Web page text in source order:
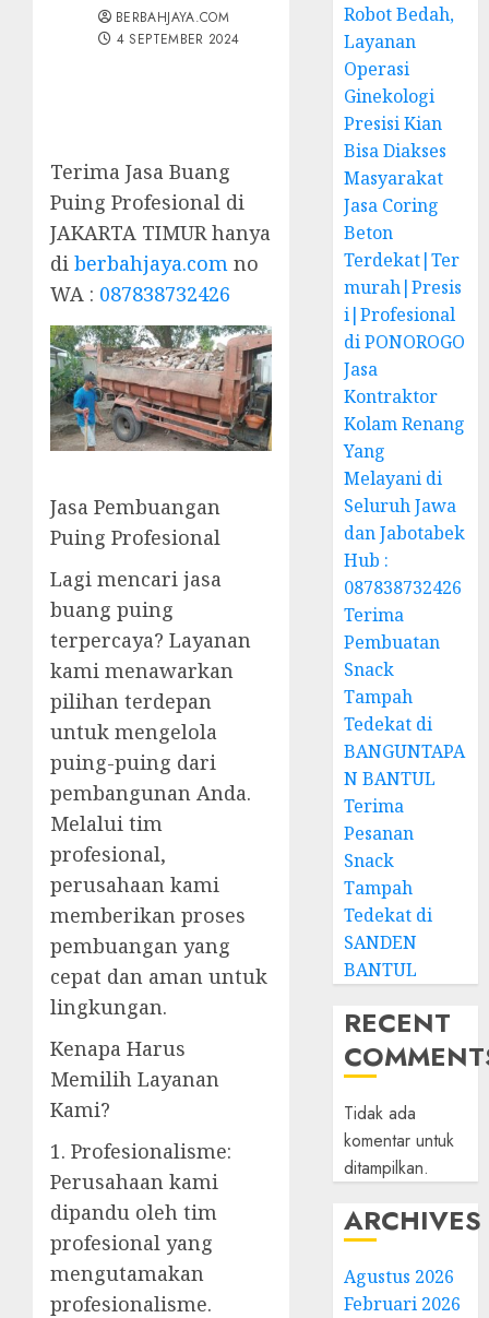
BERBAHJAYA.COM
4 SEPTEMBER 2024
Terima Jasa Buang
Puing Profesional di
JAKARTA TIMUR hanya
di berbahjaya.com no
WA : 087838732426
Jasa Pembuangan
Puing Profesional
Lagi mencari jasa
buang puing
terpercaya? Layanan
kami menawarkan
pilihan terdepan
untuk mengelola
puing-puing dari
pembangunan Anda.
Melalui tim
profesional,
perusahaan kami
memberikan proses
pembuangan yang
cepat dan aman untuk
lingkungan.
Kenapa Harus
Memilih Layanan
Kami?
1. Profesionalisme:
Perusahaan kami
dipandu oleh tim
profesional yang
mengutamakan
profesionalisme.
Robot Bedah,
Layanan
Operasi
Ginekologi
Presisi Kian
Bisa Diakses
Masyarakat
Jasa Coring
Beton
Terdekat|Ter
murah|Presis
i|Profesional
di PONOROGO
Jasa
Kontraktor
Kolam Renang
Yang
Melayani di
Seluruh Jawa
dan Jabotabek
Hub :
087838732426
Terima
Pembuatan
Snack
Tampah
Tedekat di
BANGUNTAPA
N BANTUL
Terima
Pesanan
Snack
Tampah
Tedekat di
SANDEN
BANTUL
RECENT
Tidak ada
komentar untuk
ditampilkan.
ARCHIVES
Agustus 2026
Februari 2026